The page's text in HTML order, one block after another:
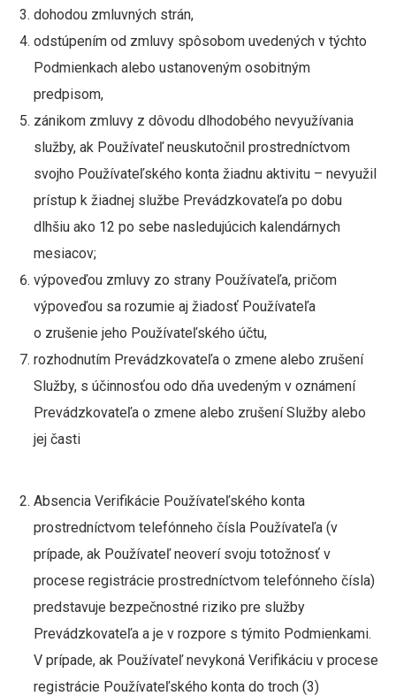
dohodou zmluvných strán,
odstúpením od zmluvy spôsobom uvedených v týchto
Podmienkach alebo ustanoveným osobitným
predpisom,
zánikom zmluvy z dôvodu dlhodobého nevyužívania
služby, ak Používateľ neuskutočnil prostredníctvom
svojho Používateľského konta žiadnu aktivitu – nevyužil
prístup k žiadnej službe Prevádzkovateľa po dobu
dlhšiu ako 12 po sebe nasledujúcich kalendárnych
mesiacov;
výpoveďou zmluvy zo strany Používateľa, pričom
výpoveďou sa rozumie aj žiadosť Používateľa
o zrušenie jeho Používateľského účtu,
rozhodnutím Prevádzkovateľa o zmene alebo zrušení
Služby, s účinnosťou odo dňa uvedeným v oznámení
Prevádzkovateľa o zmene alebo zrušení Služby alebo
jej časti
Absencia Verifikácie Používateľského konta
prostredníctvom telefónneho čísla Používateľa (v
prípade, ak Používateľ neoverí svoju totožnosť v
procese registrácie prostredníctvom telefónneho čísla)
predstavuje bezpečnostné riziko pre služby
Prevádzkovateľa a je v rozpore s týmito Podmienkami.
V prípade, ak Používateľ nevykoná Verifikáciu v procese
registrácie Používateľského konta do troch (3)